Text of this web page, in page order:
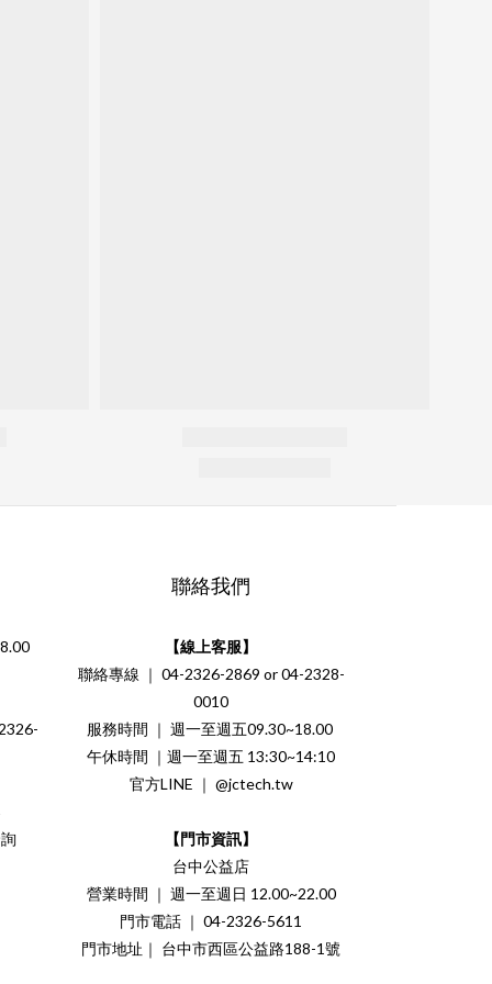
聯絡我們
【線上客服】
聯絡專線 ｜ 04-2326-2869 or 04-2328-
0010
服務時間 ｜ 週一至週五09.30~18.00
午休時間 ｜週一至週五 13:30~14:10
官方LINE ｜ @jctech.tw
【門市資訊】
台中公益店
營業時間 ｜ 週一至週日 12.00~22.00
門市電話 ｜ 04-2326-5611
門市地址｜ 台中市西區公益路188-1號